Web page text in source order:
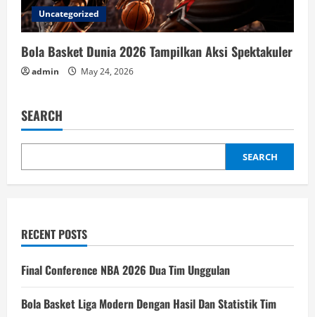
Uncategorized
Bola Basket Dunia 2026 Tampilkan Aksi Spektakuler
admin May 24, 2026
SEARCH
SEARCH
RECENT POSTS
Final Conference NBA 2026 Dua Tim Unggulan
Bola Basket Liga Modern Dengan Hasil Dan Statistik Tim